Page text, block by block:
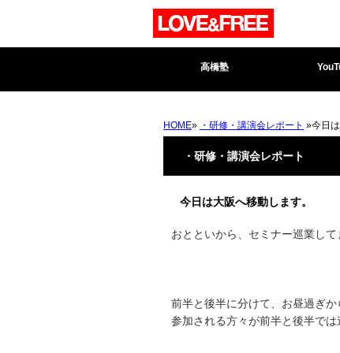
高橋塾
HOME» ・研修・講演会レポート »今日
・研修・講演会レポート
今日は大阪へ移動します。
おとといから、セミナー巡業して
前半と後半に分けて、お昼過ぎか
参加される方々が前半と後半では